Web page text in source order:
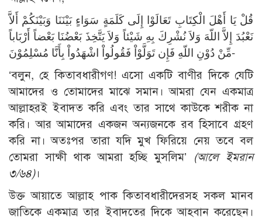
قُلْ يَا أَهْلَ الْكِتَابِ تَعَالَوْا إِلَى كَلَمَةٍ سَوَاءٍ بَيْنَنَا وَبَيْنَكُمْ أَلاَّ
نَعْبُدَ إِلاَّ اللّهَ وَلاَ نُشْرِكَ بِهِ شَيْئاً وَلاَ يَتَّخِذَ بَعْضُنَا بَعْضاً أَرْبَاباً
مِّنْ دُوْنِ اللّهِ فَإِن تَوَلَّوْاْ فَقُولُواْ اشْهَدُواْ بِأَنَّا مُسْلِمُوْنَ-
‘বলুন, হে কিতাবধারীগণ! এসো একটি বাণীর দিকে যেটি
আমাদের ও তোমাদের মাঝে সমান। আমরা যেন একমাত্র
আল্লাহরই ইবাদত করি এবং তার সাথে কাউকে শরীক না
করি। আর আমাদের একজন অন্যজনকে রব হিসাবে গ্রহণ
করি না। অতঃপর তারা যদি মুখ ফিরিয়ে নেয় তবে বল
তোমরা সাক্ষী থাক আমরা হচ্ছি মুসলিম’ (আলে ইমরান
৩/৬৪)।
উক্ত আয়াতে আল্লাহ পাক কিতাবধারীদেরসহ সকল মানব
জাতিকে একমাত্র তার ইবাদতের দিকে আহবান করেছেন।